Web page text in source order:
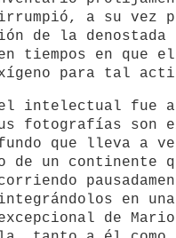
a su vez
de la
tiempos en que el
para tal
intelectual fue
fotografías son
que lleva a
de un continente
en
de Mario